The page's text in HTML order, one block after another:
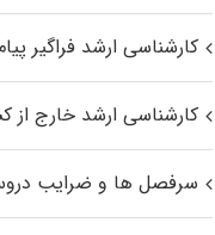
کارشناسی ارشد فراگیر
کارشناسی ارشد خارج از
سرفصل ها و ضرایب